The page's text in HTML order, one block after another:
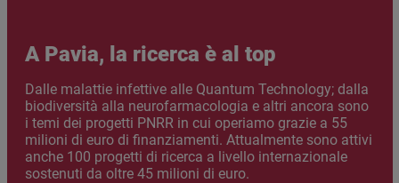
A Pavia, la ricerca è al top
Abstract
Dalle malattie infettive alle Quantum Technology; dalla
biodiversità alla neurofarmacologia e altri ancora sono
i temi dei progetti PNRR in cui operiamo grazie a 55
milioni di euro di finanziamenti. Attualmente sono attivi
anche 100 progetti di ricerca a livello internazionale
sostenuti da oltre 45 milioni di euro.